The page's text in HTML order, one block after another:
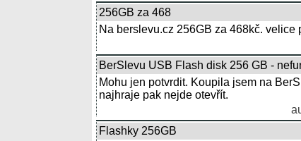
256GB za 468
Na berslevu.cz 256GB za 468kč. velice
BerSlevu USB Flash disk 256 GB -
Mohu jen potvrdit. Koupila jsem na
najhraje pak nejde otevřít.
Flashky 256GB